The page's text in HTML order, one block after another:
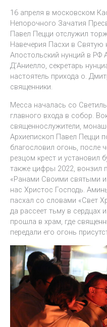
16 апреля в московском
Непорочного Зачатия
Павел Пецци отслужил
Навечерия Пасхи в Святую
Апостольский нунций в РФ
Д’Аниелло, секретарь
настоятель прихода о.
священники.
Месса началась со
главного входа в собор.
священнослужители,
Архиепископ Павел Пецци
благословил огонь, после
резцом крест и установил
также цифры 2022, вонзил
«Ранами Своими святыми
нас Христос Господь.
пасхал со словами «Свет
да рассеет тьму в сердцах
прошла в храм, где
передали его огонь